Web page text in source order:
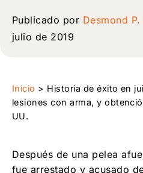
Publicado por Desmond
julio de 2019
Inicio > Historia de éxito en
lesiones con arma, y
UU.
Después de una pelea
fue arrestado y acusado